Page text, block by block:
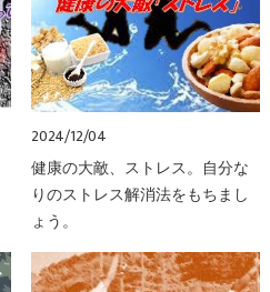
2024/12/04
健康の大敵、ストレス。自分な
りのストレス解消法をもちまし
ょう。